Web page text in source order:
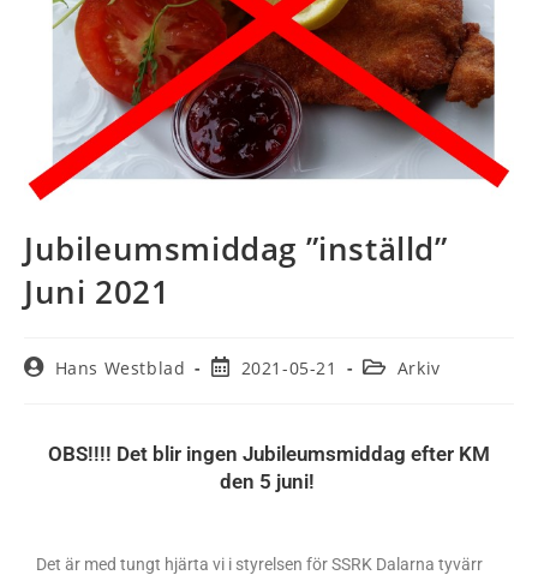
Jubileumsmiddag ”inställd”
Juni 2021
Hans Westblad 2021-05-21 Arkiv
OBS!!!! Det blir ingen Jubileumsmiddag efter KM
den 5 juni!
Det är med tungt hjärta vi i styrelsen för SSRK Dalarna tyvärr